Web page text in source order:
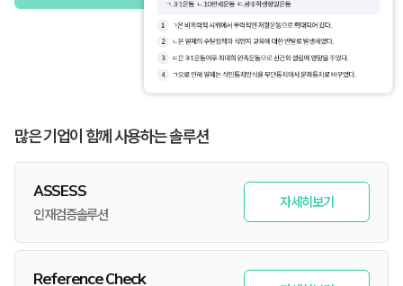
많은 기업이 함께 사용하는 솔루션
ASSESS
인재검증솔루션
자세히보기
Reference Check